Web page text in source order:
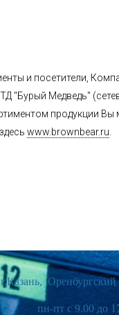
и посетители,
"Бурый Медведь"
продукции Вы
www.brownbear.ru
Оренбургский
пн-пт с 9.00 до